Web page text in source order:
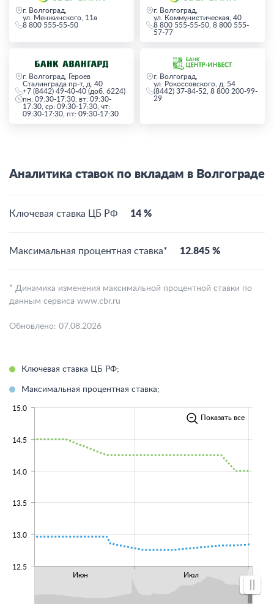
г. Волгоград,
ул. Менжинского, 11а
8 800 555-55-50
г. Волгоград,
ул. Коммунистическая, 40
8 800 555-55-50, 8 800 555-
57-77
г. Волгоград, Героев
Сталинграда пр-т, д. 40
+7 (8442) 49-40-40 (доб. 6224)
пн: 09:30-17:30, вт: 09:30-
17:30, ср: 09:30-17:30, чт:
09:30-17:30, пт: 09:30-17:30
г. Волгоград,
ул. Рокоссовского, д. 54
(8442) 37-84-52, 8 800 200-99-
29
Аналитика ставок по вкладам в Волгограде
Ключевая ставка ЦБ РФ 14 %
Максимальная процентная ставка* 12.845 %
* Динамика изменения максимальной процентной ставки по
данным сервиса www.cbr.ru
Обновлено: 07.08.2026
Ключевая ставка ЦБ РФ;
Максимальная процентная ставка;
Июн Июл
12.5
13.0
13.5
14.0
14.5
15.0
Показать все